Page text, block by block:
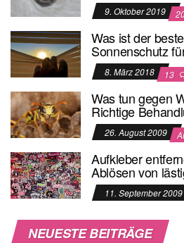
9. Oktober 2019
Was ist der
Sonnenschutz
8. März 2018 13
Was tun gegen
Richtige
26. August 2009
Aufkleber
Ablösen von
11. September 2009
NEUESTE BEITRÄGE